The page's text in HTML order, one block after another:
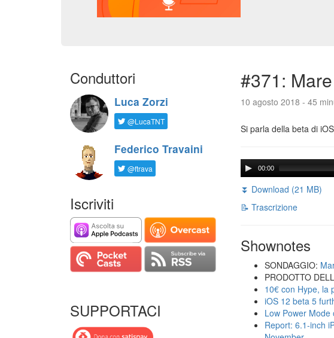
Conduttori
Luca Zorzi
@LucaTNT
Federico Travaini
@ftrava
Iscriviti
SUPPORTACI
#371:
10 agosto 2018 - 45
Si parla della beta di
00:00
⏬ Download (21 MB)
📝 Trascrizione
Shownotes
SONDAGGIO:
PRODOTTO
10€ con Hype, la
iOS 12 beta 5
Low Power Mode
Report: 6.1-inch